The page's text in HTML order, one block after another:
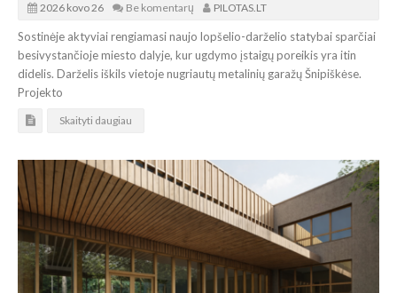
2026 kovo 26 Be komentarų PILOTAS.LT
Sostinėje aktyviai rengiamasi naujo lopšelio-darželio statybai sparčiai
besivystančioje miesto dalyje, kur ugdymo įstaigų poreikis yra itin
didelis. Darželis iškils vietoje nugriautų metalinių garažų Šnipiškėse.
Projekto
Skaityti daugiau